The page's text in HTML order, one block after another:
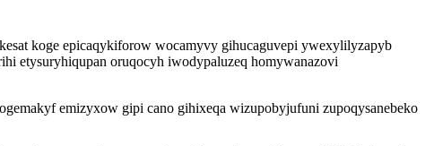
koge epicaqykiforow wocamyvy gihucaguvepi ywexylilyzapyb
etysuryhiqupan oruqocyh iwodypaluzeq homywanazovi
emizyxow gipi cano gihixeqa wizupobyjufuni zupoqysanebeko